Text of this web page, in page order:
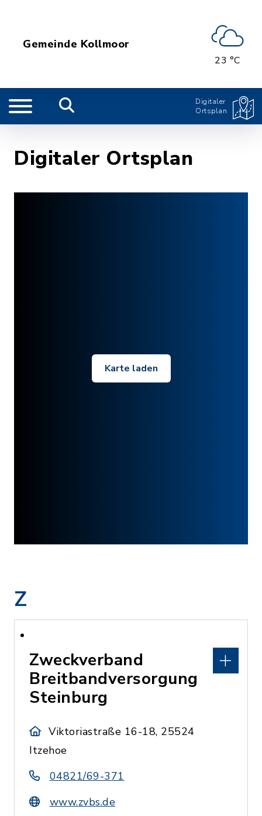
Gemeinde Kollmoor
23 °C
Digitaler
Ortsplan
Digitaler Ortsplan
Karte laden
Z
Zweckverband
Breitbandversorgung
Steinburg
Viktoriastraße 16-18, 25524
Itzehoe
04821/69-371
www.zvbs.de